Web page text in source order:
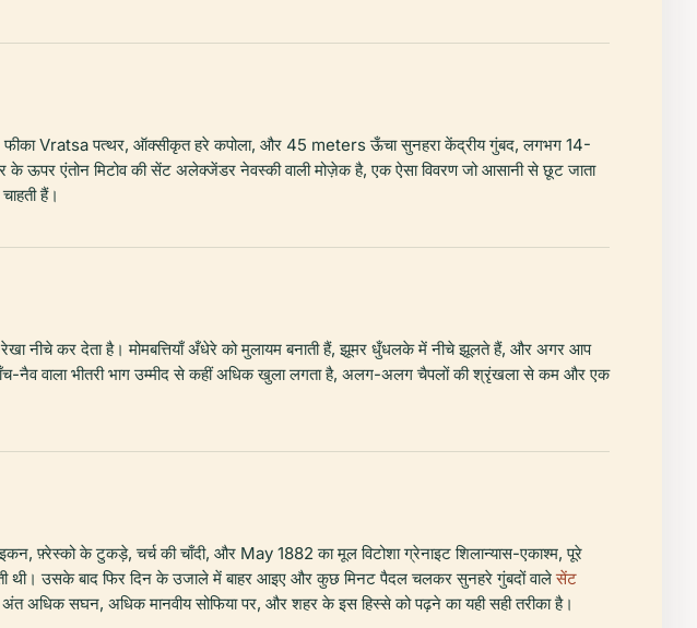
Vratsa पत्थर, ऑक्सीकृत हरे कपोला, और 45 meters ऊँचा सुनहरा केंद्रीय गुंबद, लगभग 14-
के ऊपर एंतोन मिटोव की सेंट अलेक्जेंडर नेवस्की वाली मोज़ेक है, एक ऐसा विवरण जो आसानी से छूट जाता
हैं।
नीचे कर देता है। मोमबत्तियाँ अँधेरे को मुलायम बनाती हैं, झूमर धुँधलके में नीचे झूलते हैं, और अगर आप
नैव वाला भीतरी भाग उम्मीद से कहीं अधिक खुला लगता है, अलग-अलग चैपलों की श्रृंखला से कम और एक
फ़्रेस्को के टुकड़े, चर्च की चाँदी, और May 1882 का मूल विटोशा ग्रेनाइट शिलान्यास-एकाश्म, पूरे
थी। उसके बाद फिर दिन के उजाले में बाहर आइए और कुछ मिनट पैदल चलकर सुनहरे गुंबदों वालेसेंट
अधिक सघन, अधिक मानवीय सोफिया पर, और शहर के इस हिस्से को पढ़ने का यही सही तरीका है।